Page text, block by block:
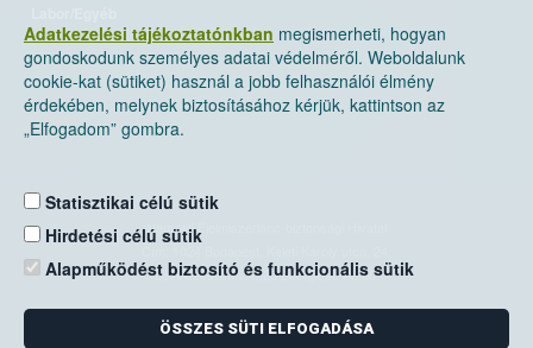
Adatkezelési tájékoztatónkban megismerheti, hogyan
gondoskodunk személyes adatai védelméről. Weboldalunk
cookie-kat (sütiket) használ a jobb felhasználói élmény
érdekében, melynek biztosításához kérjük, kattintson az
„Elfogadom” gombra.
Statisztikai célú sütik
Hirdetési célú sütik
Alapműködést biztosító és funkcionális sütik
ÖSSZES SÜTI ELFOGADÁSA
Nemzeti Élelmiszerlánc-biztonsági Hivatal
Levelezési cím: 1525 Budapest. Pf. 30.
E-mail:ugyfelszolgalat@nebih.gov.hu